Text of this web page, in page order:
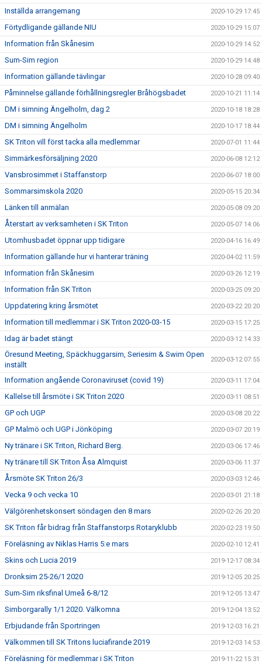
Inställda arrangemang 2020-10-29 17:45
Förtydligande gällande NIU 2020-10-29 15:07
Information från Skånesim 2020-10-29 14:52
Sum-Sim region 2020-10-29 14:48
Information gällande tävlingar 2020-10-28 09:40
Påminnelse gällande förhållningsregler Bråhögsbadet 2020-10-21 11:14
DM i simning Ängelholm, dag 2 2020-10-18 18:28
DM i simning Ängelholm 2020-10-17 18:44
SK Triton vill först tacka alla medlemmar 2020-07-01 11:44
Simmärkesförsäljning 2020 2020-06-08 12:12
Vansbrosimmet i Staffanstorp 2020-06-07 18:00
Sommarsimskola 2020 2020-05-15 20:34
Länken till anmälan 2020-05-08 09:20
Återstart av verksamheten i SK Triton 2020-05-07 14:06
Utomhusbadet öppnar upp tidigare 2020-04-16 16:49
Information gällande hur vi hanterar träning 2020-04-02 11:59
Information från Skånesim 2020-03-26 12:19
Information från SK Triton 2020-03-25 09:20
Uppdatering kring årsmötet 2020-03-22 20:20
Information till medlemmar i SK Triton 2020-03-15 2020-03-15 17:25
Idag är badet stängt 2020-03-12 14:33
Öresund Meeting, Späckhuggarsim, Seriesim & Swim Open
inställt
2020-03-12 07:55
Information angående Coronaviruset (covid 19) 2020-03-11 17:04
Kallelse till årsmöte i SK Triton 2020 2020-03-11 08:51
GP och UGP 2020-03-08 20:22
GP Malmö och UGP i Jönköping 2020-03-07 20:19
Ny tränare i SK Triton, Richard Berg. 2020-03-06 17:46
Ny tränare till SK Triton Åsa Almquist 2020-03-06 11:37
Årsmöte SK Triton 26/3 2020-03-03 12:46
Vecka 9 och vecka 10 2020-03-01 21:18
Välgörenhetskonsert söndagen den 8 mars 2020-02-26 20:20
SK Triton får bidrag från Staffanstorps Rotaryklubb 2020-02-23 19:50
Föreläsning av Niklas Harris 5:e mars 2020-02-10 12:41
Skins och Lucia 2019 2019-12-17 08:34
Dronksim 25-26/1 2020 2019-12-05 20:25
Sum-Sim riksfinal Umeå 6-8/12 2019-12-05 13:47
Simborgarally 1/1 2020. Välkomna 2019-12-04 13:52
Erbjudande från Sportringen 2019-12-03 16:21
Välkommen till SK Tritons luciafirande 2019 2019-12-03 14:53
Föreläsning för medlemmar i SK Triton 2019-11-22 15:31